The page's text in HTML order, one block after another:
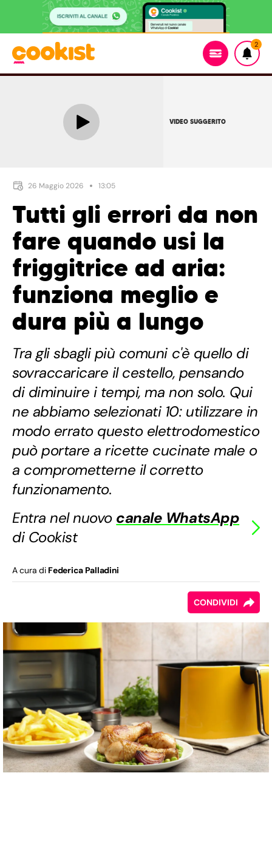
2
VIDEO SUGGERITO
26 Maggio 2026 13:05
Tutti gli errori da non
fare quando usi la
friggitrice ad aria:
funziona meglio e
dura più a lungo
Tra gli sbagli più comuni c'è quello di
sovraccaricare il cestello, pensando
di diminuire i tempi, ma non solo. Qui
ne abbiamo selezionati 10: utilizzare in
modo errato questo elettrodomestico
può portare a ricette cucinate male o
a comprometterne il corretto
funzionamento.
Entra nel nuovo canale WhatsApp
di Cookist
A cura di Federica Palladini
CONDIVIDI